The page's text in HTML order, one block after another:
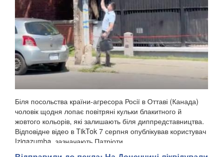
Біля посольства країни-агресора Росії в Оттаві (Канада)
чоловік щодня лопає повітряні кульки блакитного й
жовтого кольорів, які залишають біля диппредставництва.
Відповідне відео в TikTok 7 серпня опублікував користувач
Izigazumba, зазначають Патріоти ...